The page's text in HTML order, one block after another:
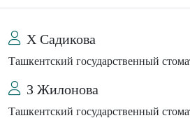
Х Садикова
Ташкентский государственный
З Жилонова
Ташкентский государственный